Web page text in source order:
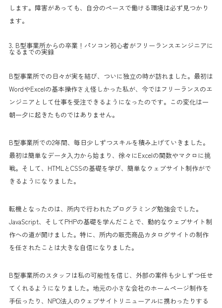
します。障害があっても、自分のペースで働ける環境は必ず見つかり
ます。
3. B型事業所からの卒業！パソコン初心者がフリーランスエンジニアに
なるまでの実録
B型事業所での日々が実を結び、ついに独立の時が訪れました。最初は
WordやExcelの基本操作さえ怪しかった私が、今ではフリーランスのエ
ンジニアとして仕事を受注できるようになったのです。この変化は一
朝一夕に起きたものではありません。
B型事業所での2年間、毎日少しずつスキルを積み上げていきました。
最初は簡単なデータ入力から始まり、徐々にExcelの関数やマクロに挑
戦。そして、HTMLとCSSの基礎を学び、簡単なウェブサイト制作がで
きるようになりました。
転機となったのは、所内で行われたプログラミング勉強会でした。
JavaScript、そしてPHPの基礎を学んだことで、動的なウェブサイト制
作への道が開けました。特に、所内の販売商品カタログサイトの制作
を任されたことは大きな自信になりました。
B型事業所のスタッフは私の可能性を信じ、外部の案件も少しずつ任せ
てくれるようになりました。地元の小さな会社のホームページ制作を
手伝ったり、NPO法人のウェブサイトリニューアルに携わったりする